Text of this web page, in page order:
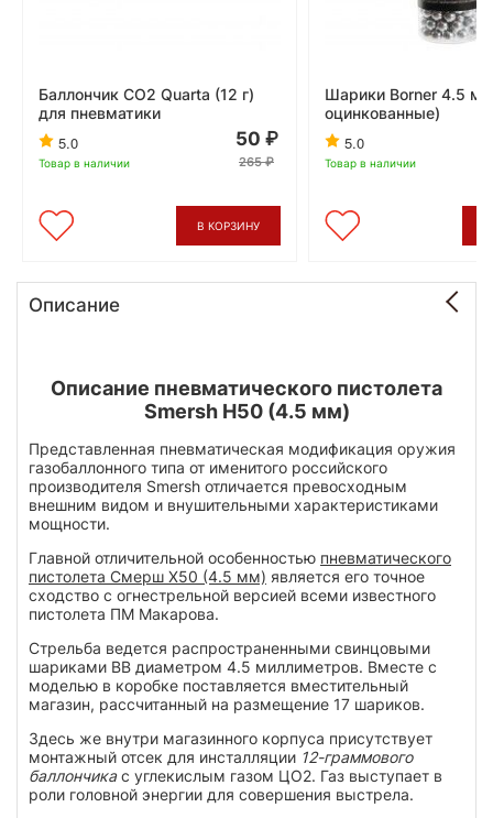
Баллончик CO2 Quarta (12 г)
для пневматики
5.0
Товар в наличии
50
265
В КОРЗИНУ
Шарики Borner 4.5
оцинкованные)
5.0
Товар в наличии
Описание
Описание пневматического пистолета
Smersh H50 (4.5 мм)
Представленная пневматическая модификация оружия
газобаллонного типа от именитого российского
производителя Smersh отличается превосходным
внешним видом и внушительными характеристиками
мощности.
Главной отличительной особенностью пневматического
пистолета Смерш Х50 (4.5 мм) является его точное
сходство с огнестрельной версией всеми известного
пистолета ПМ Макарова.
Стрельба ведется распространенными свинцовыми
шариками BB диаметром 4.5 миллиметров. Вместе с
моделью в коробке поставляется вместительный
магазин, рассчитанный на размещение 17 шариков.
Здесь же внутри магазинного корпуса присутствует
монтажный отсек для инсталляции 12-граммового
баллончикас углекислым газом ЦО2. Газ выступает в
роли головной энергии для совершения выстрела.